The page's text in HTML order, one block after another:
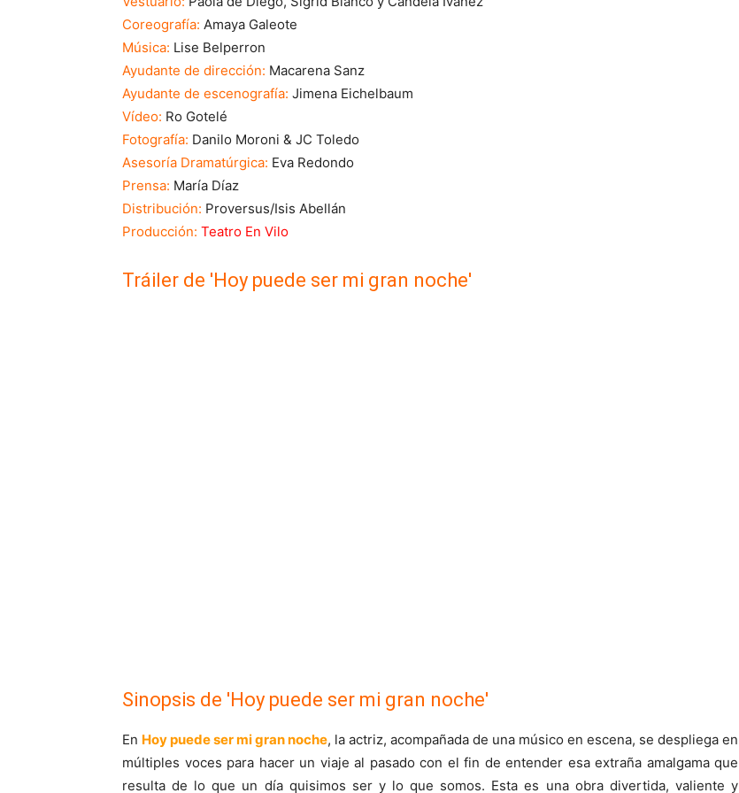
Coreografía: Amaya Galeote
Música: Lise Belperron
Ayudante de dirección: Macarena Sanz
Ayudante de escenografía: Jimena Eichelbaum
Vídeo: Ro Gotelé
Fotografía: Danilo Moroni & JC Toledo
Asesoría Dramatúrgica: Eva Redondo
Prensa: María Díaz
Distribución: Proversus/Isis Abellán
Producción: Teatro En Vilo
Tráiler de 'Hoy puede ser mi gran noche'
Sinopsis de 'Hoy puede ser mi gran noche'
En Hoy puede ser mi gran noche, la actriz, acompañada de una músico en escena, se despliega en
múltiples voces para hacer un viaje al pasado con el fin de entender esa extraña amalgama que
resulta de lo que un día quisimos ser y lo que somos. Esta es una obra divertida, valiente y